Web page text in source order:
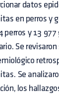
datos
en perros y
perros y 13
Se
Se
los